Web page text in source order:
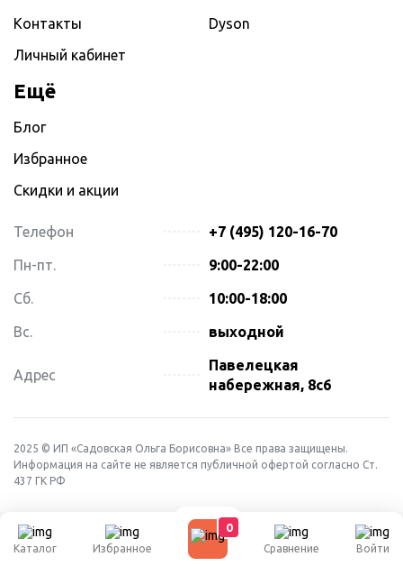
Контакты
Личный кабинет
Dyson
Ещё
Блог
Избранное
Скидки и акции
Телефон +7 (495) 120-16-70
Пн-пт. 9:00-22:00
Сб. 10:00-18:00
Вс. выходной
Адрес
Павелецкая
набережная, 8с6
2025 © ИП «Садовская Ольга Борисовна» Все права защищены.
Информация на сайте не является публичной офертой согласно Ст.
437 ГК РФ
Каталог Избранное
0
Сравнение Войти